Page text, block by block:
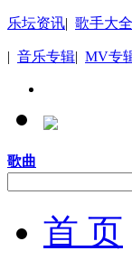
乐坛资讯| 歌手大全
| 音乐专辑| MV专
歌曲
首 页